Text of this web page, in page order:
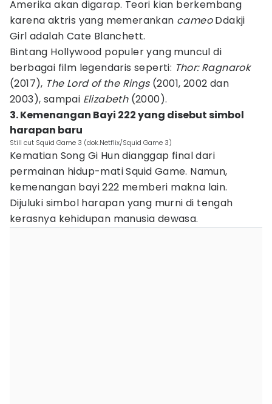
Amerika akan digarap. Teori kian berkembang
karena aktris yang memerankan cameoDdakji
Girl adalah Cate Blanchett.
Bintang Hollywood populer yang muncul di
berbagai film legendaris seperti: Thor: Ragnarok
(2017), The Lord of the Rings(2001, 2002 dan
2003), sampai Elizabeth(2000).
3. Kemenangan Bayi 222 yang disebut simbol
harapan baru
Still cut Squid Game 3 (dok.Netflix/Squid Game 3)
Kematian Song Gi Hun dianggap final dari
permainan hidup-mati Squid Game. Namun,
kemenangan bayi 222 memberi makna lain.
Dijuluki simbol harapan yang murni di tengah
kerasnya kehidupan manusia dewasa.